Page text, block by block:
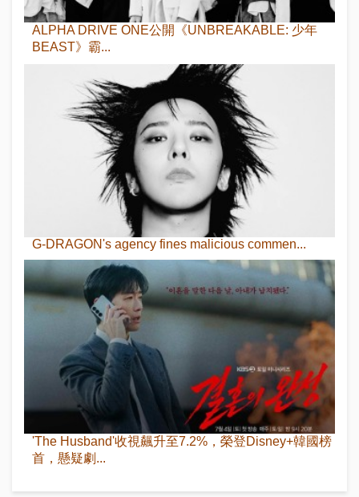
ALPHA DRIVE ONE公開《UNBREAKABLE: 少年
BEAST》霸...
G-DRAGON's agency fines malicious commen...
'The Husband'收視飆升至7.2%，榮登Disney+韓國榜
首，懸疑劇...